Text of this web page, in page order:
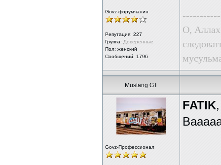
Govz-форумчанин
Репутация: 227
Группа: Доверенные
Пол: женский
Сообщений: 1796
О,
Mustang GT
Govz-Профессионал
FATIK,